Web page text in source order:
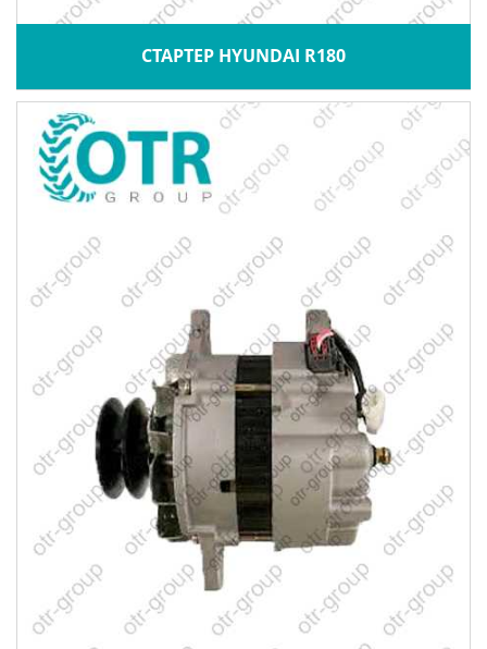
СТАРТЕР HYUNDAI R180